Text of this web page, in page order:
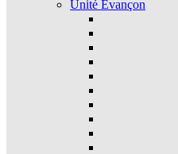
Unité Evançon